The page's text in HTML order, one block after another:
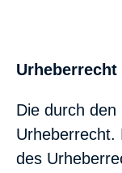
Urheberrecht
Die durch
Urheberrecht.
des